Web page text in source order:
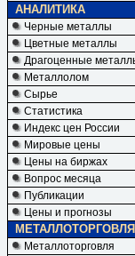
АНАЛИТИКА
Черные металлы
Цветные металлы
Драгоценные
Металлолом
Сырье
Статистика
Индекс цен России
Мировые цены
Цены на биржах
Вопрос месяца
Публикации
Цены и прогнозы
МЕТАЛЛОТОРГОВЛЯ
Металлоторговля